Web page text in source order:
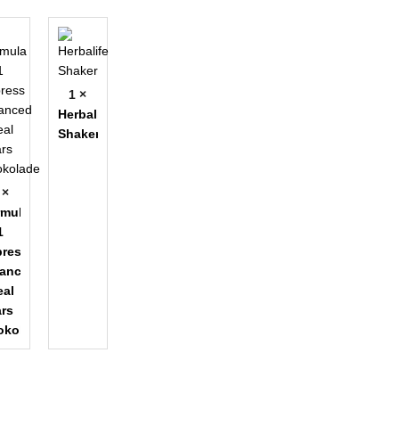
1 ×
Herbalife
Shaker